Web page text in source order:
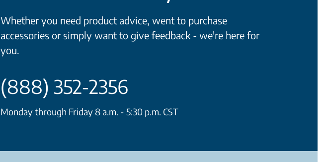
Whether you need product advice, went to purchase
accessories or simply want to give feedback - we're here for
you.
(888) 352-2356
Monday through Friday 8 a.m. - 5:30 p.m. CST